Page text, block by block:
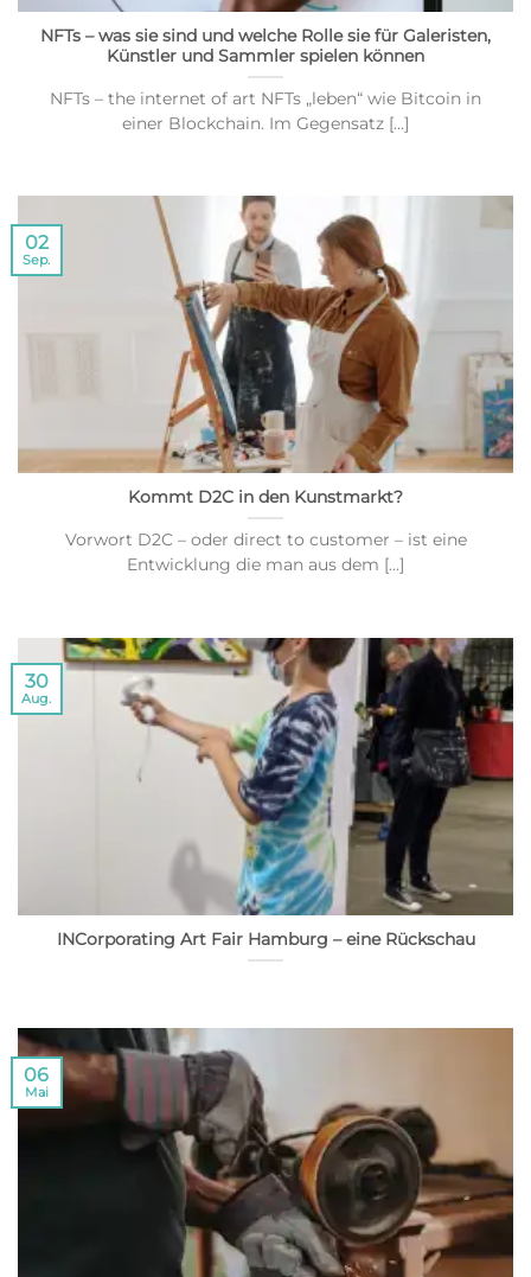
NFTs – was sie sind und welche Rolle sie für Galeristen,
Künstler und Sammler spielen können
NFTs – the internet of art NFTs „leben“ wie Bitcoin in
einer Blockchain. Im Gegensatz [...]
Kommt D2C in den Kunstmarkt?
Vorwort D2C – oder direct to customer – ist eine
Entwicklung die man aus dem [...]
02
Sep.
INCorporating Art Fair Hamburg – eine Rückschau
30
Aug.
06
Mai